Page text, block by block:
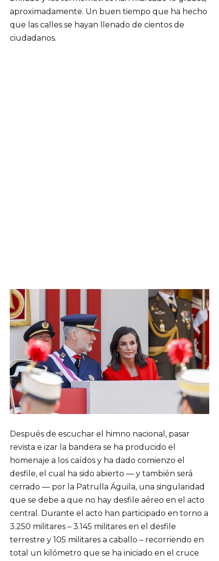
aproximadamente. Un buen tiempo que ha hecho
que las calles se hayan llenado de cientos de
ciudadanos.
Después de escuchar el himno nacional, pasar
revista e izar la bandera se ha producido el
homenaje a los caídos y ha dado comienzo el
desfile, el cual ha sido abierto — y también será
cerrado — por la Patrulla Águila, una singularidad
que se debe a que no hay desfile aéreo en el acto
central. Durante el acto han participado en torno a
3.250 militares – 3.145 militares en el desfile
terrestre y 105 militares a caballo – recorriendo en
total un kilómetro que se ha iniciado en el cruce